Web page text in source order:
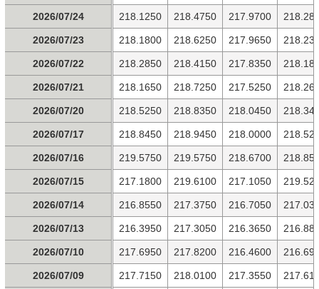
218.1250 218.4750 217.9700
218.1800 218.6250 217.9650
218.2850 218.4150 217.8350
218.1650 218.7250 217.5250
218.5250 218.8350 218.0450
218.8450 218.9450 218.0000
219.5750 219.5750 218.6700
217.1800 219.6100 217.1050
216.8550 217.3750 216.7050
216.3950 217.3050 216.3650
217.6950 217.8200 216.4600
217.7150 218.0100 217.3550
2026/07/24
2026/07/23
2026/07/22
2026/07/21
2026/07/20
2026/07/17
2026/07/16
2026/07/15
2026/07/14
2026/07/13
2026/07/10
2026/07/09